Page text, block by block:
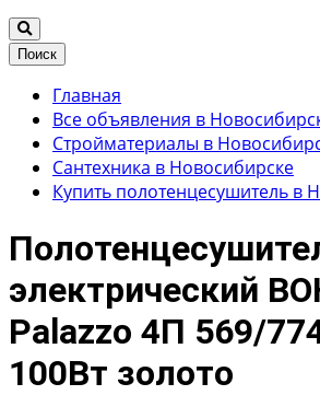
Поиск
Главная
Все объявления в
Стройматериалы в
Сантехника в Новосибирске
Купить полотенцесушитель в
электрический
Palazzo 4П 569/
100Вт золото